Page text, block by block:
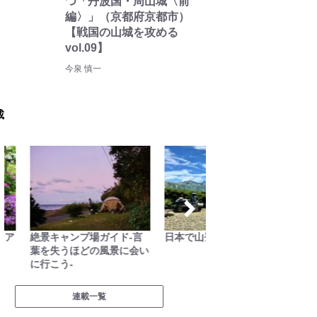
編〉」（京都府京都市）
【戦国の山城を攻める
vol.09】
今泉 慎一
絶景キャンプ場ガイド-言
葉を失うほどの風景に会い
に行こう-
日本で山登りはじめました
連載一覧